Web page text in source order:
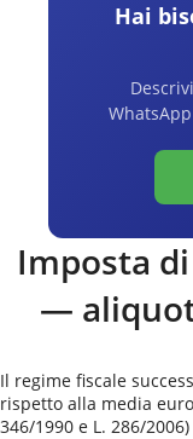
Hai
Imposta
—
Il regime fiscale
rispetto alla media
346/1990 e L. 286/